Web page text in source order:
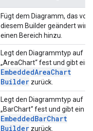
Fügt dem Diagramm, das von
diesem Builder geändert wird,
einen Bereich hinzu.
Legt den Diagrammtyp auf
„AreaChart“ fest und gibt ein
EmbeddedAreaChart
Builder zurück.
Legt den Diagrammtyp auf
„BarChart“ fest und gibt ein
EmbeddedBarChart
Builder zurück.